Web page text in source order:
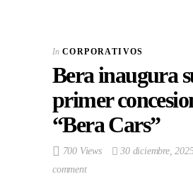
In CORPORATIVOS
Bera inaugura
primer
“Bera Cars”
700 Views 30 diciembre,
comment